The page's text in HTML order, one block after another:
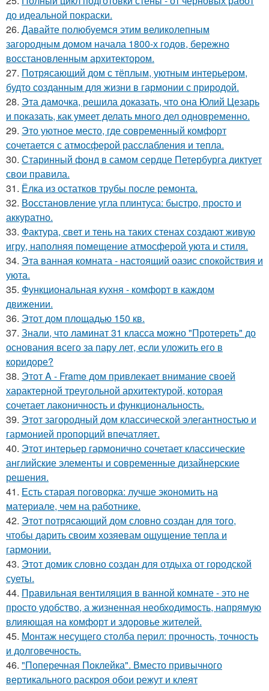
до идеальной покраски.
26. Давайте полюбуемся этим великолепным
загородным домом начала 1800-х годов, бережно
восстановленным архитектором.
27. Потрясающий дом с тёплым, уютным интерьером,
будто созданным для жизни в гармонии с природой.
28. Эта дамочка, решила доказать, что она Юлий Цезарь
и показать, как умеет делать много дел одновременно.
29. Это уютное место, где современный комфорт
сочетается с атмосферой расслабления и тепла.
30. Старинный фонд в самом сердце Петербурга диктует
свои правила.
31. Ёлка из остатков трубы после ремонта.
32. Восстановление угла плинтуса: быстро, просто и
аккуратно.
33. Фактура, свет и тень на таких стенах создают живую
игру, наполняя помещение атмосферой уюта и стиля.
34. Эта ванная комната - настоящий оазис спокойствия и
уюта.
35. Функциональная кухня - комфорт в каждом
движении.
36. Этот дом площадью 150 кв.
37. Знали, что ламинат 31 класса можно "Протереть" до
основания всего за пару лет, если уложить его в
коридоре?
38. Этот A - Frame дом привлекает внимание своей
характерной треугольной архитектурой, которая
сочетает лаконичность и функциональность.
39. Этот загородный дом классической элегантностью и
гармонией пропорций впечатляет.
40. Этот интерьер гармонично сочетает классические
английские элементы и современные дизайнерские
решения.
41. Есть старая поговорка: лучше экономить на
материале, чем на работнике.
42. Этот потрясающий дом словно создан для того,
чтобы дарить своим хозяевам ощущение тепла и
гармонии.
43. Этот домик словно создан для отдыха от городской
суеты.
44. Правильная вентиляция в ванной комнате - это не
просто удобство, а жизненная необходимость, напрямую
влияющая на комфорт и здоровье жителей.
45. Монтаж несущего столба перил: прочность, точность
и долговечность.
46. "Поперечная Поклейка". Вместо привычного
вертикального раскроя обои режут и клеят